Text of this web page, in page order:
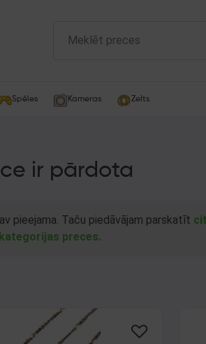
Spēles Kameras Zelts
ir pārdota
pieejama. Taču piedāvājam parskatīt
kategorijas preces.